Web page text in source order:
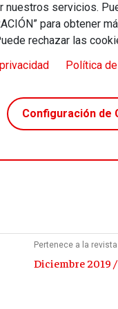
nuestros servicios.
para obtener
rechazar las
Política
Configuración de
Pertenece a la revista
Diciembre 2019 /